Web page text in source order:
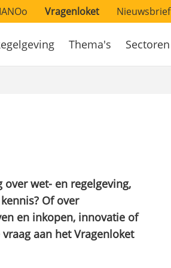
Vragenloket Nieuwsbrief
Thema's Sectoren
wet- en regelgeving,
Of over
en inkopen, innovatie of
aan het Vragenloket